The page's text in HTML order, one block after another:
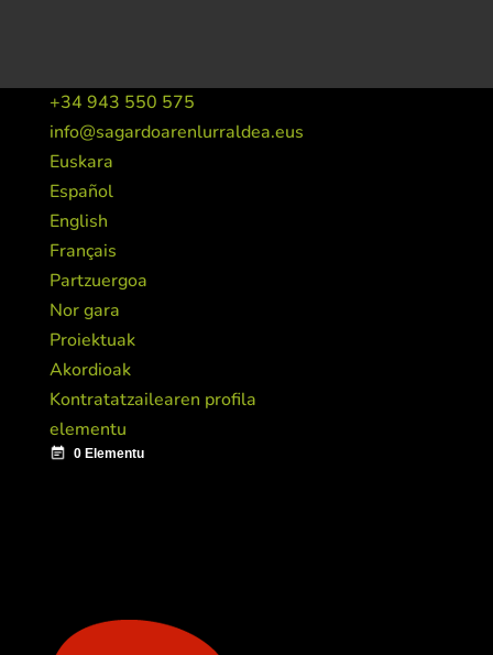
+34 943 550 575
info@sagardoarenlurraldea.eus
Euskara
Español
English
Français
Partzuergoa
Nor gara
Proiektuak
Akordioak
Kontratatzailearen profila
elementu